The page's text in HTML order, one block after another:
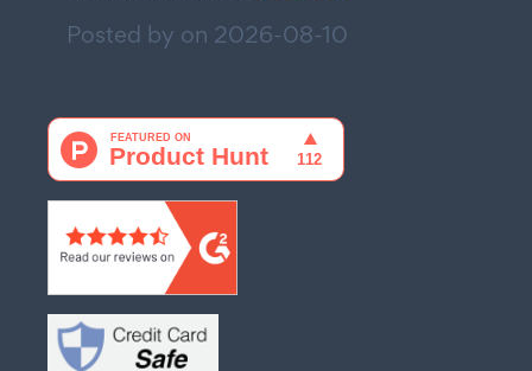
Posted by on 2026-08-10